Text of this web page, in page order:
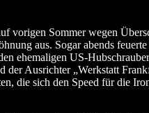
vorigen Sommer wegen
aus. Sogar abends
ehemaligen US-
der Ausrichter „Werkstatt
die sich den Speed für die